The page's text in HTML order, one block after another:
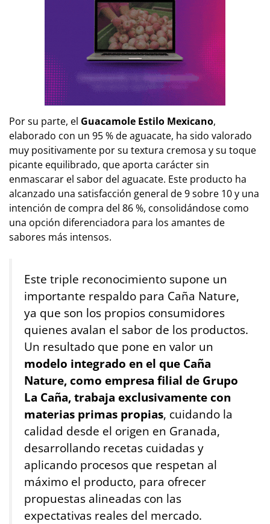
Por su parte, el Guacamole Estilo Mexicano,
elaborado con un 95 % de aguacate, ha sido valorado
muy positivamente por su textura cremosa y su toque
picante equilibrado, que aporta carácter sin
enmascarar el sabor del aguacate. Este producto ha
alcanzado una satisfacción general de 9 sobre 10 y una
intención de compra del 86 %, consolidándose como
una opción diferenciadora para los amantes de
sabores más intensos.
Este triple reconocimiento supone un
importante respaldo para Caña Nature,
ya que son los propios consumidores
quienes avalan el sabor de los productos.
Un resultado que pone en valor un
modelo integrado en el que Caña
Nature, como empresa filial de Grupo
La Caña, trabaja exclusivamente con
materias primas propias, cuidando la
calidad desde el origen en Granada,
desarrollando recetas cuidadas y
aplicando procesos que respetan al
máximo el producto, para ofrecer
propuestas alineadas con las
expectativas reales del mercado.